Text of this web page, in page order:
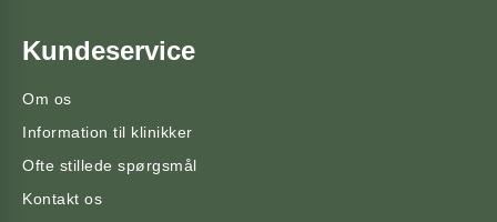
Kundeservice
Om os
Information til klinikker
Ofte stillede spørgsmål
Kontakt os